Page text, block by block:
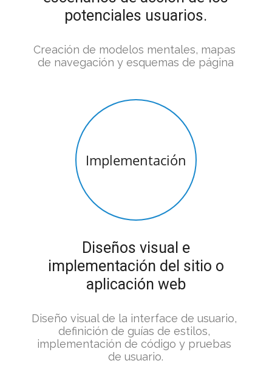
potenciales usuarios.
Creación de modelos mentales, mapas
de navegación y esquemas de página
Implementación
Diseños visual e
implementación del sitio o
aplicación web
Diseño visual de la interface de usuario,
definición de guías de estilos,
implementación de código y pruebas
de usuario.